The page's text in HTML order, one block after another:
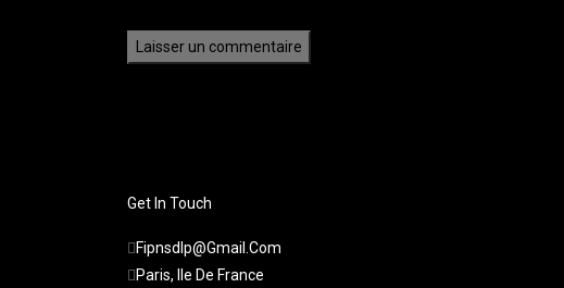
Get In Touch
Fipnsdlp@gmail.com
Paris, Ile De France